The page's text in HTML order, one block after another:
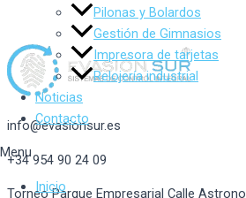
Pilonas y Bolardos
Gestión de Gimnasios
Impresora de tarjetas
Relojería industrial
Noticias
Contacto
Menu
Inicio
info@evasionsur.es
+34 954 90 24 09
Torneo Parque Empresarial Calle